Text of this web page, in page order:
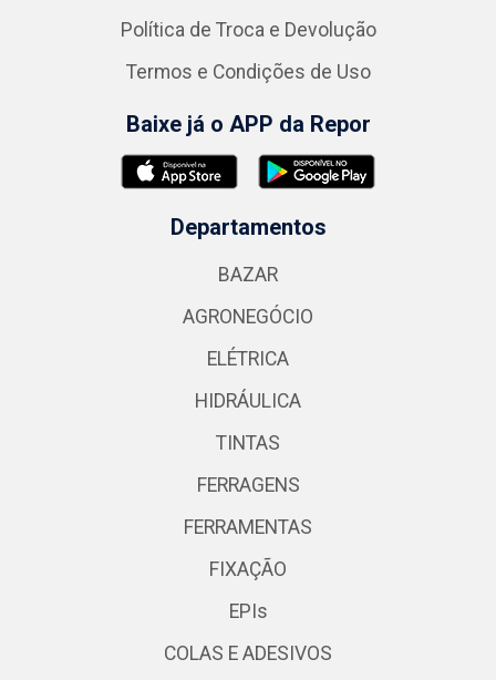
Política de Troca e Devolução
Termos e Condições de Uso
Baixe já o APP da Repor
Departamentos
BAZAR
AGRONEGÓCIO
ELÉTRICA
HIDRÁULICA
TINTAS
FERRAGENS
FERRAMENTAS
FIXAÇÃO
EPIs
COLAS E ADESIVOS